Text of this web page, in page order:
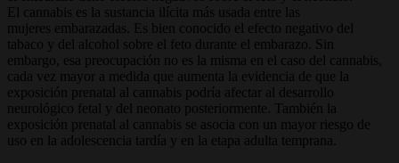
El cannabis es la sustancia ilícita más usada entre las
mujeres embarazadas. Es bien conocido el efecto negativo del
tabaco y del alcohol sobre el feto durante el embarazo. Sin
embargo, esa preocupación no es la misma en el caso del cannabis,
cada vez mayor a medida que aumenta la evidencia de que la
exposición prenatal al cannabis podría afectar al desarrollo
neurológico fetal y del neonato posteriormente. También la
exposición prenatal al cannabis se asocia con un mayor riesgo de
uso en la adolescencia tardía y en la etapa adulta temprana.